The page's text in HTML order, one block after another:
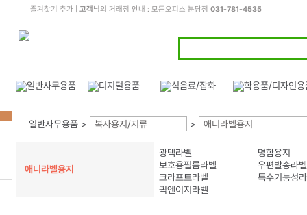
즐겨찾기 추가| 고객님의 거래점 안내 : 모든오피스 분당점 031-781-4535
일반사무용품 > 복사용지/지류 > 애니라벨용지
애니라벨용지
광택라벨
명함용지
보호용필름라벨
우편발송라벨
크라프트라벨
특수기능성
퀵엔이지라벨